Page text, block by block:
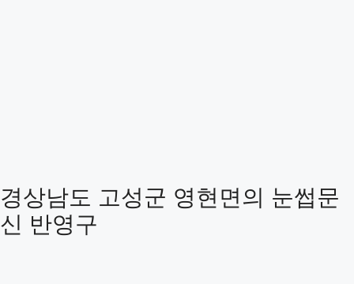
경상남도 고성군 영현면의 눈썹문
신 반영구